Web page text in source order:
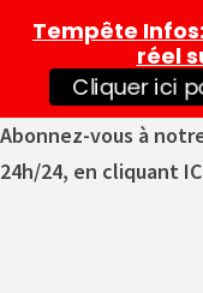
Abonnez-vous à
24h/24, en cliquant
Tempête Infos
réel
Cliquer ici